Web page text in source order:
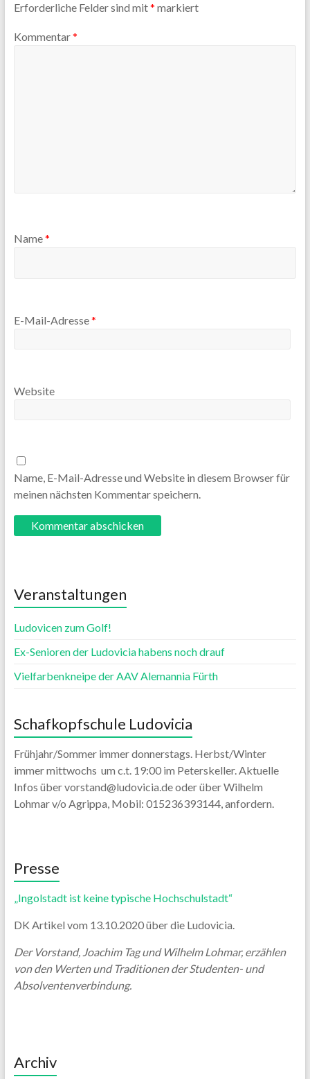
Erforderliche Felder sind mit* markiert
Kommentar*
Name*
E-Mail-Adresse*
Website
Name, E-Mail-Adresse und Website in diesem Browser für
meinen nächsten Kommentar speichern.
Veranstaltungen
Ludovicen zum Golf!
Ex-Senioren der Ludovicia habens noch drauf
Vielfarbenkneipe der AAV Alemannia Fürth
Schafkopfschule Ludovicia
Frühjahr/Sommer immer donnerstags. Herbst/Winter
immer mittwochs um c.t. 19:00 im Peterskeller. Aktuelle
Infos über vorstand@ludovicia.de oder über Wilhelm
Lohmar v/o Agrippa, Mobil: 015236393144, anfordern.
Presse
„Ingolstadt ist keine typische Hochschulstadt“
DK Artikel vom 13.10.2020 über die Ludovicia.
Der Vorstand, Joachim Tag und Wilhelm Lohmar, erzählen
von den Werten und Traditionen der Studenten- und
Absolventenverbindung.
Archiv